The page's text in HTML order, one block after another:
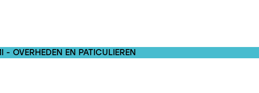
- OVERHEDEN EN PATICULIEREN